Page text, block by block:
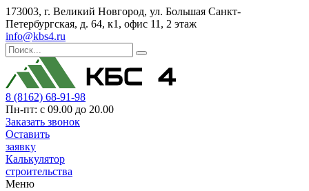
173003, г. Великий Новгород, ул. Большая Санкт-
Петербургская, д. 64, к1, офис 11, 2 этаж
info@kbs4.ru
8 (8162) 68-91-98
Пн-пт: с 09.00 до 20.00
Заказать звонок
Оставить
заявку
Калькулятор
строительства
Меню